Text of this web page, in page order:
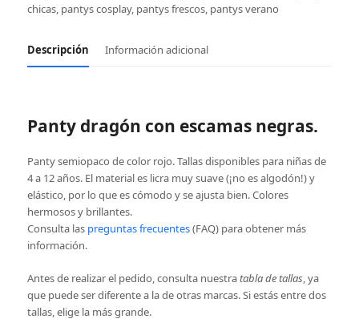
chicas, pantys cosplay, pantys frescos, pantys verano
Descripción Información adicional
Panty dragón con escamas negras.
Panty semiopaco de color rojo. Tallas disponibles para niñas de
4 a 12 años. El material es licra muy suave (¡no es algodón!) y
elástico, por lo que es cómodo y se ajusta bien. Colores
hermosos y brillantes.
Consulta las preguntas frecuentes(FAQ) para obtener más
información.
Antes de realizar el pedido, consulta nuestratabla de tallas, ya
que puede ser diferente a la de otras marcas. Si estás entre dos
tallas, elige la más grande.